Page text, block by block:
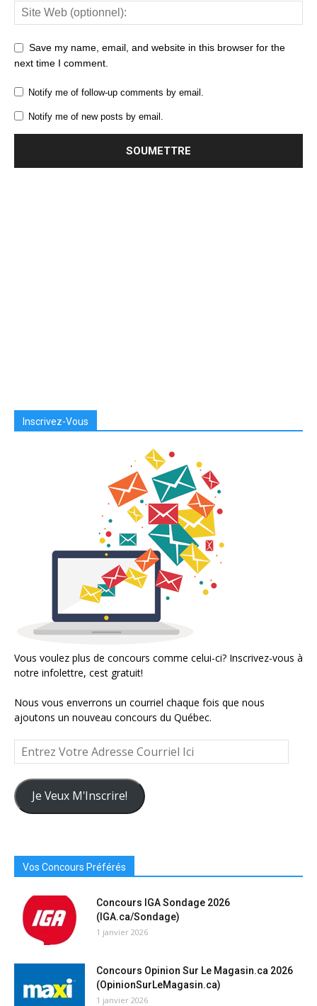
Save my name, email, and website in this browser for the
next time I comment.
Notify me of follow-up comments by email.
Notify me of new posts by email.
Inscrivez-Vous
Vous voulez plus de concours comme celui-ci? Inscrivez-vous à
notre infolettre, cest gratuit!
Nous vous enverrons un courriel chaque fois que nous
ajoutons un nouveau concours du Québec.
Entrez
Votre
Adresse
Courriel
Ici
Je Veux M'Inscrire!
Vos Concours Préférés
Concours IGA Sondage 2026
(IGA.ca/Sondage)
1 janvier 2026
Concours Opinion Sur Le Magasin.ca 2026
(OpinionSurLeMagasin.ca)
1 janvier 2026